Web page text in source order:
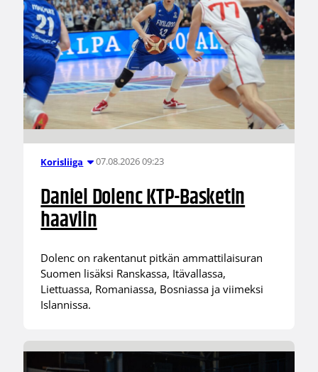
Korisliiga 07.08.2026 09:23
Daniel Dolenc KTP-Basketin
haaviin
Dolenc on rakentanut pitkän ammattilaisuran
Suomen lisäksi Ranskassa, Itävallassa,
Liettuassa, Romaniassa, Bosniassa ja viimeksi
Islannissa.